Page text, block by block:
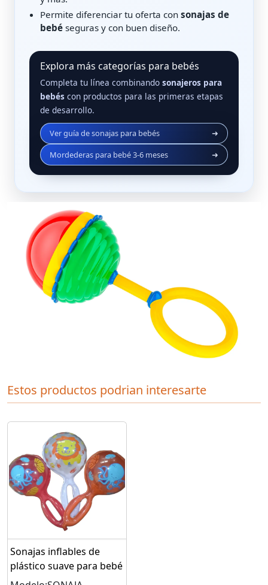
Permite diferenciar tu oferta con sonajas de
bebéseguras y con buen diseño.
Explora más categorías para bebés
Completa tu línea combinando sonajeros para
bebéscon productos para las primeras etapas
de desarrollo.
Ver guía de sonajas para bebés
➜
Mordederas para bebé 3‑6 meses
➜
Estos productos podrian interesarte
Sonajas inflables de
plástico suave para bebé